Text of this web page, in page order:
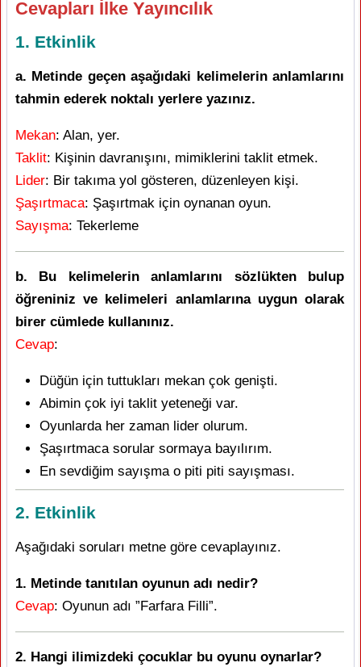
Cevapları İlke Yayıncılık
1. Etkinlik
a. Metinde geçen aşağıdaki kelimelerin anlamlarını
tahmin ederek noktalı yerlere yazınız.
Mekan: Alan, yer.
Taklit: Kişinin davranışını, mimiklerini taklit etmek.
Lider: Bir takıma yol gösteren, düzenleyen kişi.
Şaşırtmaca: Şaşırtmak için oynanan oyun.
Sayışma: Tekerleme
b. Bu kelimelerin anlamlarını sözlükten bulup
öğreniniz ve kelimeleri anlamlarına uygun olarak
birer cümlede kullanınız.
Cevap:
Düğün için tuttukları mekan çok genişti.
Abimin çok iyi taklit yeteneği var.
Oyunlarda her zaman lider olurum.
Şaşırtmaca sorular sormaya bayılırım.
En sevdiğim sayışma o piti piti sayışması.
2. Etkinlik
Aşağıdaki soruları metne göre cevaplayınız.
1. Metinde tanıtılan oyunun adı nedir?
Cevap: Oyunun adı ”Farfara Filli”.
2. Hangi ilimizdeki çocuklar bu oyunu oynarlar?